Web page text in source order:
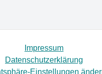
Impressum
Datenschutzerklärung
Einstellungen